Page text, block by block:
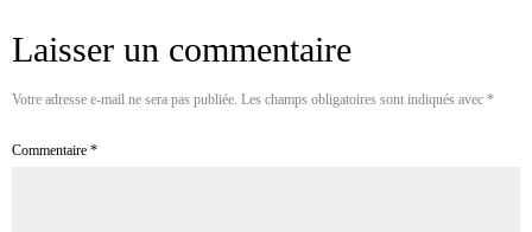
Laisser un commentaire
Votre adresse e-mail ne sera pas publiée. Les champs obligatoires sont indiqués avec *
Commentaire *